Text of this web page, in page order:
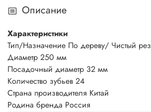
Описание
Характеристики
Тип/Назначение По дереву/ Чистый рез
Диаметр 250 мм
Посадочный диаметр 32 мм
Количество зубьев 24
Страна производителя Китай
Родина бренда Россия